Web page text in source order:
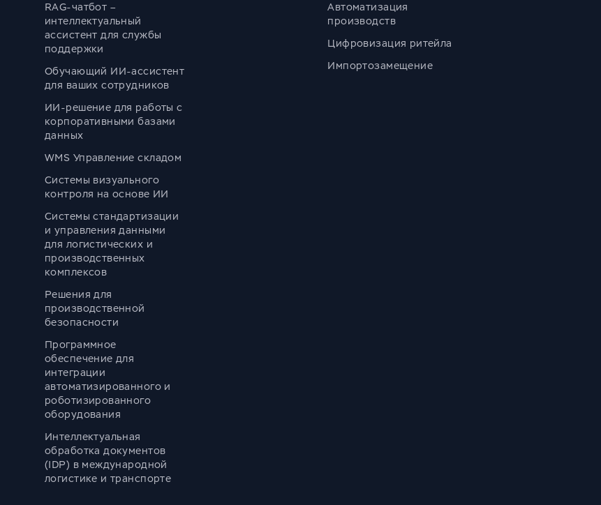
RAG-чатбот –
интеллектуальный
ассистент для службы
поддержки
Обучающий ИИ-ассистент
для ваших сотрудников
ИИ-решение для работы с
корпоративными базами
данных
WMS Управление складом
Системы визуального
контроля на основе ИИ
Системы стандартизации
и управления данными
для логистических и
производственных
комплексов
Решения для
производственной
безопасности
Программное
обеспечение для
интеграции
автоматизированного и
роботизированного
оборудования
Интеллектуальная
обработка документов
(IDP) в международной
логистике и транспорте
Автоматизация
производств
Цифровизация ритейла
Импортозамещение